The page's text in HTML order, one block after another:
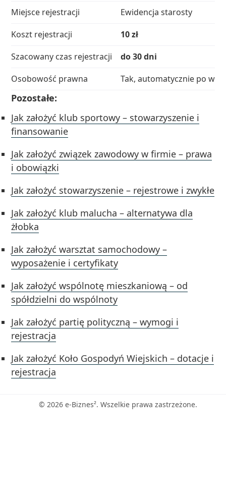
Miejsce rejestracji
Ewidencja starosty
Koszt rejestracji
10 zł
Szacowany czas rejestracji
do 30 dni
Osobowość prawna
Tak, automatycznie po
Pozostałe:
Jak założyć klub sportowy – stowarzyszenie i
finansowanie
Jak założyć związek zawodowy w firmie – prawa
i obowiązki
Jak założyć stowarzyszenie – rejestrowe i zwykłe
Jak założyć klub malucha – alternatywa dla
żłobka
Jak założyć warsztat samochodowy –
wyposażenie i certyfikaty
Jak założyć wspólnotę mieszkaniową – od
spółdzielni do wspólnoty
Jak założyć partię polityczną – wymogi i
rejestracja
Jak założyć Koło Gospodyń Wiejskich – dotacje i
rejestracja
© 2026 e-Biznes². Wszelkie prawa zastrzeżone.